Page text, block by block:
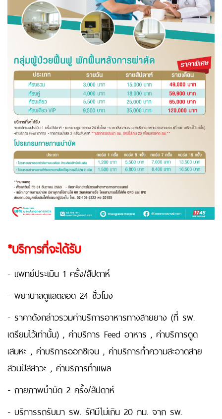
*บริการที่จะได้รับ
- แพทย์ประเมิน 1 ครั้ง/สัปดาห์
- พยาบาลดูแลตลอด 24 ชั่วโมง
- ราคาดังกล่าวรวมค่าบริการอาหารทางสายยาง (ที่ รพ.
เตรียมไว้เท่านั้น) , ค่าบริการ Feed อาหาร , ค่าบริการดูด
เสมหะ , ค่าบริการออกซิเจน , ค่าบริการทำความสะอาดสาย
สวนปัสสาวะ , ค่าบริการทำแผล
- กายภาพบำบัด 2 ครั้ง/สัปดาห์
- บริการรถรับมา รพ. รัศมีไม่เกิน 20 กม. จาก รพ.